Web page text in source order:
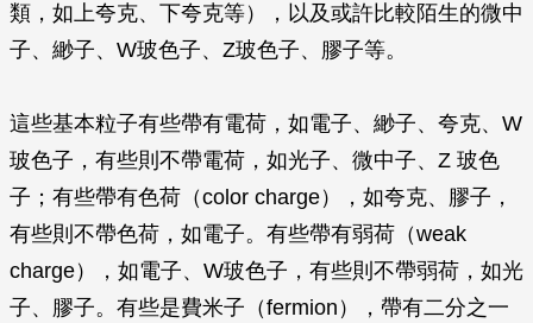
類，如上夸克、下夸克等），以及或許比較陌生的微中
子、緲子、W玻色子、Z玻色子、膠子等。
這些基本粒子有些帶有電荷，如電子、緲子、夸克、W
玻色子，有些則不帶電荷，如光子、微中子、Z 玻色
子；有些帶有色荷（color charge），如夸克、膠子，
有些則不帶色荷，如電子。有些帶有弱荷（weak
charge），如電子、W玻色子，有些則不帶弱荷，如光
子、膠子。有些是費米子（fermion），帶有二分之一